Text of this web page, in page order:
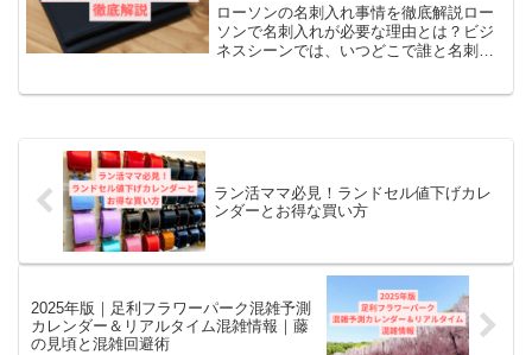
ローソンの名刺入れ事情を徹底解説ロー
ソンで名刺入れが必要な理由とは？ビジ
ネスシーンでは、いつどこで誰と名刺交
ラン活ママ必見！ランドセル値下げカレ
ンダーとお得な買い方
2025年版｜足利フラワーパーク混雑予測
カレンダー＆リアルタイム混雑情報｜藤
の見頃と混雑回避術